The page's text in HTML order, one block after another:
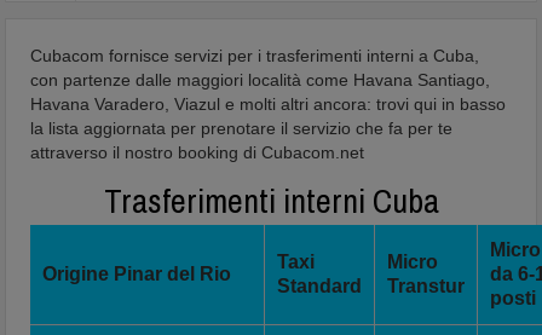
Cubacom fornisce servizi per i trasferimenti interni a Cuba,
con partenze dalle maggiori località come Havana Santiago,
Havana Varadero, Viazul e molti altri ancora: trovi qui in basso
la lista aggiornata per prenotare il servizio che fa per te
attraverso il nostro booking di Cubacom.net
Trasferimenti interni Cuba
Origine Pinar del Rio
Taxi
Standard
Micro
Transtur
da 6-
posti